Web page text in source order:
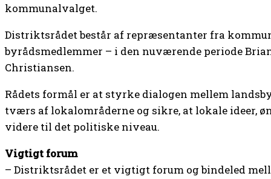
kommunalvalget.
Distriktsrådet består af repræsentanter fra
byrådsmedlemmer – i den nuværende periode
Christiansen.
Rådets formål er at styrke dialogen mellem
tværs af lokalområderne og sikre, at lokale ideer,
videre til det politiske niveau.
Vigtigt forum
– Distriktsrådet er et vigtigt forum og bindeled